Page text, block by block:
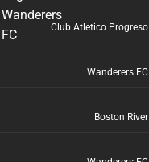
Club Atletico Progreso
Wanderers FC
Boston River